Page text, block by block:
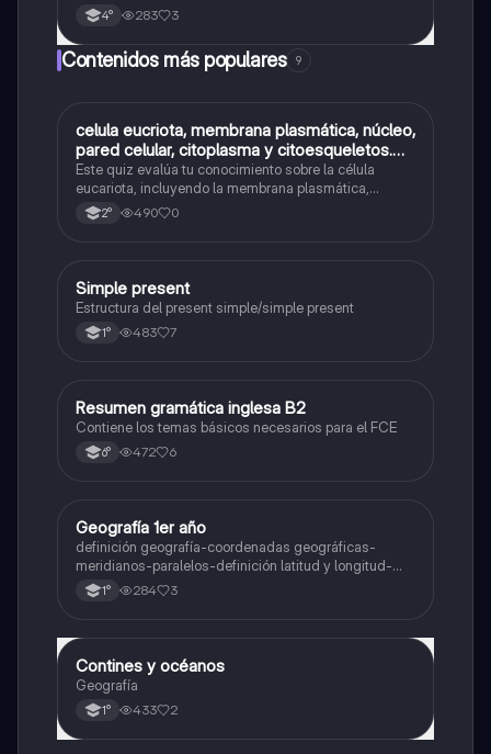
4° 283 3
Contenidos más populares 9
CBiología
celula eucriota, membrana plasmática, núcleo,
pared celular, citoplasma y citoesqueletos.
nombre se las partes de la celula eucariota
Este quiz evalúa tu conocimiento sobre la célula
eucariota, incluyendo la membrana plasmática,
núcleo, pared celular, citoplasma y citoesqueleto.
2° 490 0
Inglés
Simple present
Estructura del present simple/simple present
1° 483 7
Inglés
Resumen gramática inglesa B2
Contiene los temas básicos necesarios para el FCE
6° 472 6
Geografía
Geografía 1er año
definición geografía-coordenadas geográficas-
meridianos-paralelos-definición latitud y longitud-
elementos del mapa-definición mapa-localización
relativa y absoluta
1° 284 3
Geografía
Contines y océanos
Geografía
1° 433 2